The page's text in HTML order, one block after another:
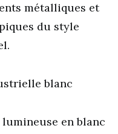
métalliques et
du style
en blanc